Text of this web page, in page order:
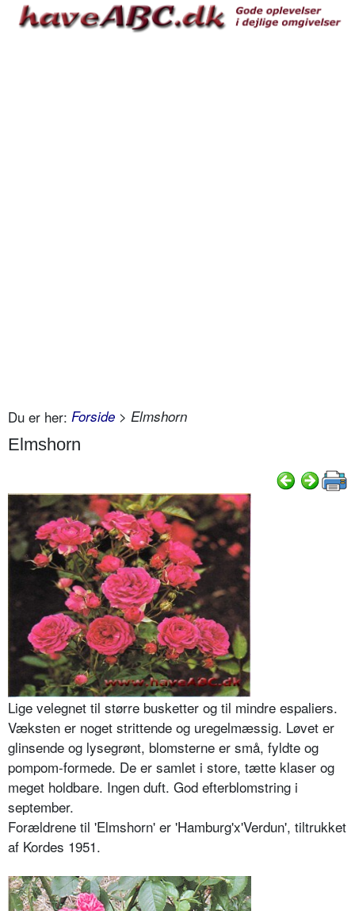
Du er her: Forside > Elmshorn
Elmshorn
Lige velegnet til større busketter og til mindre espaliers.
Væksten er noget strittende og uregelmæssig. Løvet er
glinsende og lysegrønt, blomsterne er små, fyldte og
pompom-formede. De er samlet i store, tætte klaser og
meget holdbare. Ingen duft. God efterblomstring i
september.
Forældrene til 'Elmshorn' er 'Hamburg'x'Verdun', tiltrukket
af Kordes 1951.